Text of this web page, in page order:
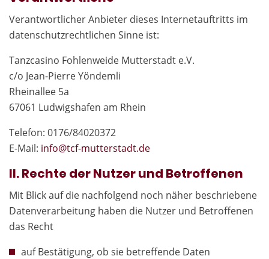
Verantwortlicher Anbieter dieses Internetauftritts im
datenschutzrechtlichen Sinne ist:
Tanzcasino Fohlenweide Mutterstadt e.V.
c/o Jean-Pierre Yöndemli
Rheinallee 5a
67061 Ludwigshafen am Rhein
Telefon: 0176/84020372
E-Mail: info@tcf-mutterstadt.de
II. Rechte der Nutzer und Betroffenen
Mit Blick auf die nachfolgend noch näher beschriebene
Datenverarbeitung haben die Nutzer und Betroffenen
das Recht
auf Bestätigung, ob sie betreffende Daten